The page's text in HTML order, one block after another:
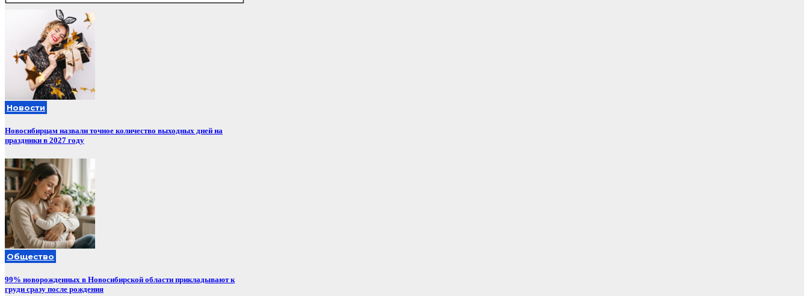
Новости
Новосибирцам назвали точное количество выходных дней на
праздники в 2027 году
Общество
99% новорожденных в Новосибирской области прикладывают к
груди сразу после рождения